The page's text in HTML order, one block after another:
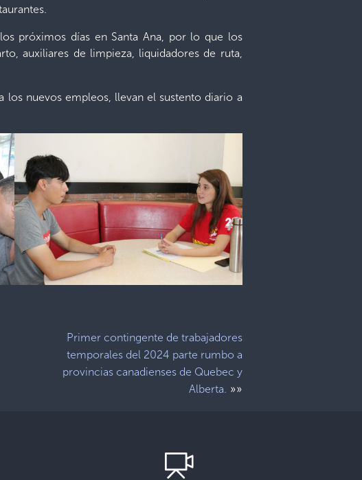
próximos días en Santa Ana, por lo que los
auxiliares de limpieza, liquidadores de ruta,
los nuevos empleos, llevan el sustento diario a
Primer contingente de trabajadores
temporales del 2024 parte rumbo a
provincias canadienses de Quebec y
Alberta. »»